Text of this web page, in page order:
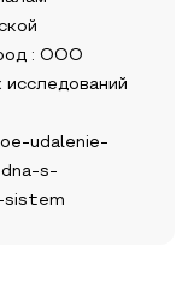
: ООО
исследований
udalenie-
s-
sistem